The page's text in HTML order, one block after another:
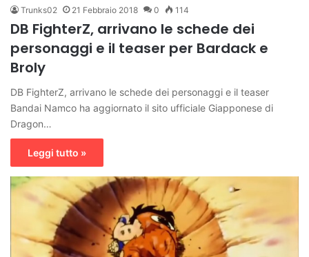
Trunks02 21 Febbraio 2018 0 114
DB FighterZ, arrivano le schede dei
personaggi e il teaser per Bardack e
Broly
DB FighterZ, arrivano le schede dei personaggi e il teaser
Bandai Namco ha aggiornato il sito ufficiale Giapponese di
Dragon…
Leggi tutto »